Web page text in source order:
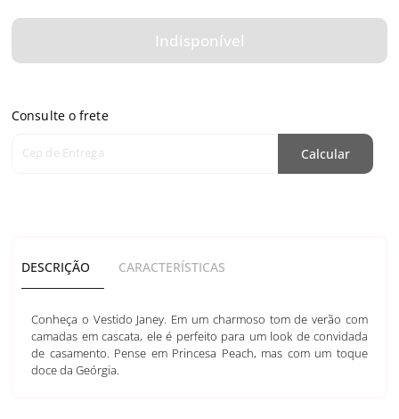
Indisponível
Consulte o frete
Cep de Entrega Calcular
DESCRIÇÃO CARACTERÍSTICAS
Conheça o Vestido Janey. Em um charmoso tom de verão com
camadas em cascata, ele é perfeito para um look de convidada
de casamento. Pense em Princesa Peach, mas com um toque
doce da Geórgia.